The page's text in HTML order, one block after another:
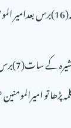
یعنی دعوت ذوالعشیرہ کے
بعد اسلام لاِئے